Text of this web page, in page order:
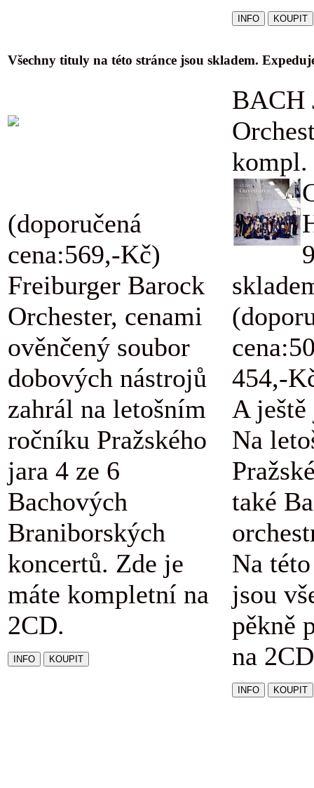
Všechny tituly na této stránce jsou skladem.
(doporučená
cena:569,-Kč)
Freiburger Barock
Orchester, cenami
ověnčený soubor
dobových nástrojů
zahrál na letošním
ročníku Pražského
jara 4 ze 6
Bachových
Braniborských
koncertů. Zde je
máte kompletní na
2CD.
BACH
kompl.
454,-
A
Na
také
Na
jsou
pěkně
na